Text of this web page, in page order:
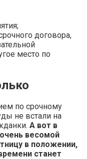
договора,
место по
по срочному
не встали на
А вот в
весомой
в положении,
станет